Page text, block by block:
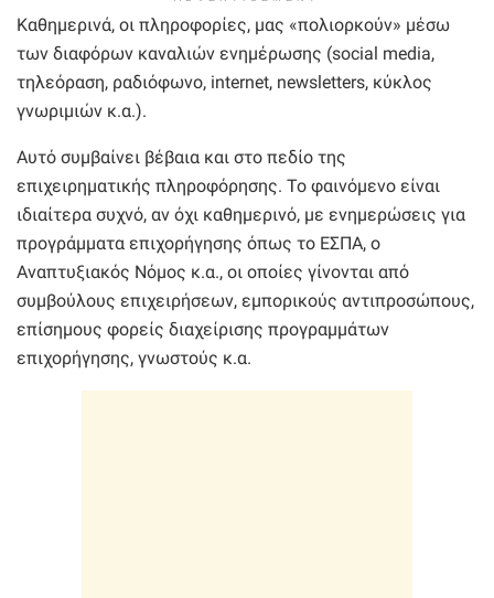
Καθημερινά, οι πληροφορίες, μας «πολιορκούν» μέσω
των διαφόρων καναλιών ενημέρωσης (social media,
τηλεόραση, ραδιόφωνο, internet, newsletters, κύκλος
γνωριμιών κ.α.).
Αυτό συμβαίνει βέβαια και στο πεδίο της
επιχειρηματικής πληροφόρησης. Το φαινόμενο είναι
ιδιαίτερα συχνό, αν όχι καθημερινό, με ενημερώσεις για
προγράμματα επιχορήγησης όπως το ΕΣΠΑ, ο
Αναπτυξιακός Νόμος κ.α., οι οποίες γίνονται από
συμβούλους επιχειρήσεων, εμπορικούς αντιπροσώπους,
επίσημους φορείς διαχείρισης προγραμμάτων
επιχορήγησης, γνωστούς κ.α.